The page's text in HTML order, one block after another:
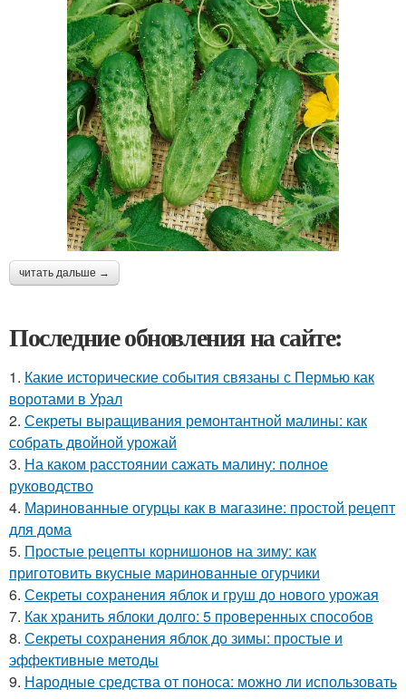
читать дальше →
Последние обновления на сайте:
1. Какие исторические события связаны с Пермью как
воротами в Урал
2. Секреты выращивания ремонтантной малины: как
собрать двойной урожай
3. На каком расстоянии сажать малину: полное
руководство
4. Маринованные огурцы как в магазине: простой рецепт
для дома
5. Простые рецепты корнишонов на зиму: как
приготовить вкусные маринованные огурчики
6. Секреты сохранения яблок и груш до нового урожая
7. Как хранить яблоки долго: 5 проверенных способов
8. Секреты сохранения яблок до зимы: простые и
эффективные методы
9. Народные средства от поноса: можно ли использовать